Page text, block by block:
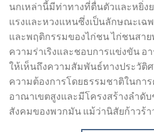
นกเหล่านี้มีท่าทางที่ตื่นตัวและหยิ่
แรงและหวงแหนซึ่งเป็นลักษณะเ
และพฤติกรรมของไก่ชน ไก่ชนสา
ความร่าเริงและชอบการแข่งขัน
ให้เห็นถึงความสัมพันธ์ทางประวัติ
ความต้องการโดยธรรมชาติในกา
อาณาเขตสูงและมีโครงสร้างลำดั
สังคมของพวกมัน แม้ว่านิสัยก้าวร้า